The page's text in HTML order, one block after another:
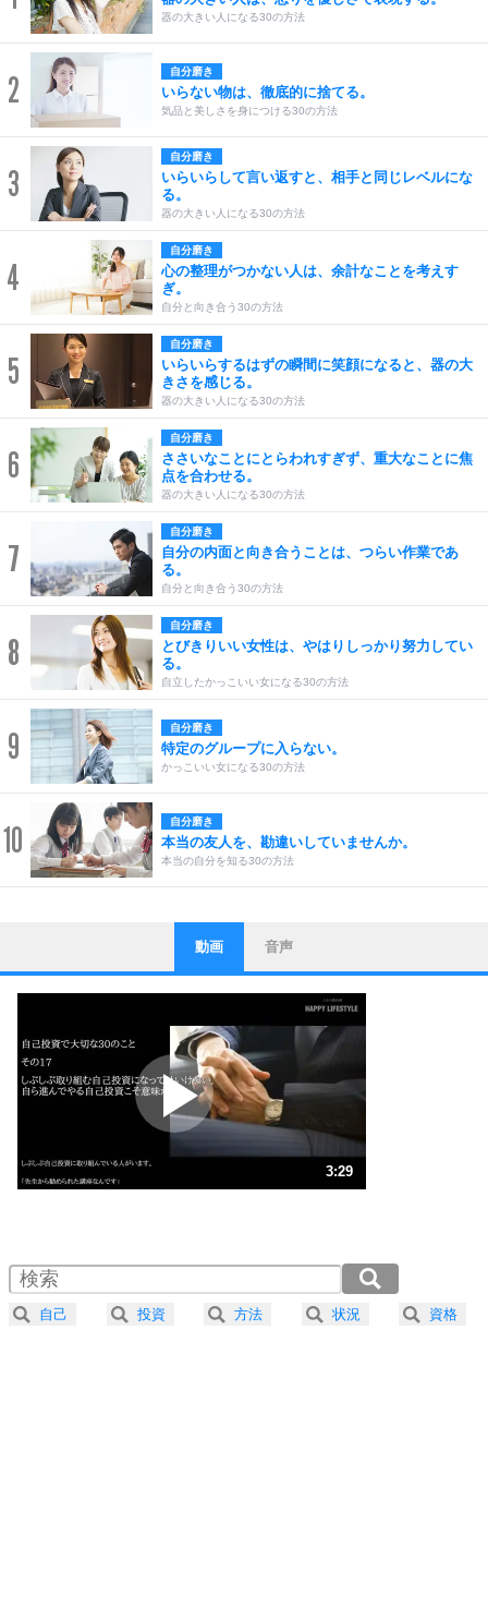
器の大きい人になる30の方法
2 自分磨き
いらない物は、徹底的に捨てる。
気品と美しさを身につける30の方法
3
自分磨き
いらいらして言い返すと、相手と同じレベルにな
る。
器の大きい人になる30の方法
4
自分磨き
心の整理がつかない人は、余計なことを考えす
ぎ。
自分と向き合う30の方法
5
自分磨き
いらいらするはずの瞬間に笑顔になると、器の大
きさを感じる。
器の大きい人になる30の方法
6
自分磨き
ささいなことにとらわれすぎず、重大なことに焦
点を合わせる。
器の大きい人になる30の方法
7
自分磨き
自分の内面と向き合うことは、つらい作業であ
る。
自分と向き合う30の方法
8
自分磨き
とびきりいい女性は、やはりしっかり努力してい
る。
自立したかっこいい女になる30の方法
9 自分磨き
特定のグループに入らない。
かっこいい女になる30の方法
10 自分磨き
本当の友人を、勘違いしていませんか。
本当の自分を知る30の方法
1
ストレス対策
他人と比べない。
いっそのこと、他人を見ない。
いらいらしない人になる30の方法
プラス思考
ポジティブになれない原因は、行動しないから。
ポジティブ思考になる30の方法
ストレス対策
人生、なんとかなるもの。
気楽に生きる30の方法
4 器の大きい人は、怒りを優しさで表現する。
プラス思考
動画 音声
3:29
2.0倍速 （411KB 1分44秒）
2.5倍速 （329KB 1分23秒）
3.0倍速 （274KB 1分9秒）
自己 投資 方法 状況 資格